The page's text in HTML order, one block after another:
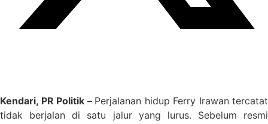
Kendari, PR Politik – Perjalanan hidup Ferry Irawan tercatat
tidak berjalan di satu jalur yang lurus. Sebelum resmi